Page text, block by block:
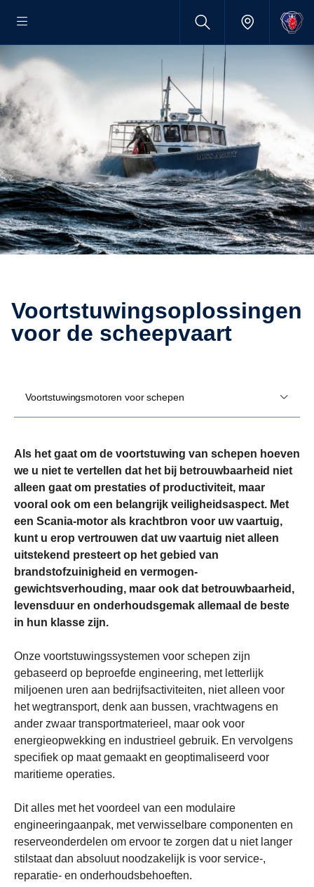
Voortstuwingsoplossingen
voor de scheepvaart
Voortstuwingsmotoren voor schepen
Als het gaat om de voortstuwing van schepen hoeven
we u niet te vertellen dat het bij betrouwbaarheid niet
alleen gaat om prestaties of productiviteit, maar
vooral ook om een belangrijk veiligheidsaspect. Met
een Scania-motor als krachtbron voor uw vaartuig,
kunt u erop vertrouwen dat uw vaartuig niet alleen
uitstekend presteert op het gebied van
brandstofzuinigheid en vermogen-
gewichtsverhouding, maar ook dat betrouwbaarheid,
levensduur en onderhoudsgemak allemaal de beste
in hun klasse zijn.
Onze voortstuwingssystemen voor schepen zijn
gebaseerd op beproefde engineering, met letterlijk
miljoenen uren aan bedrijfsactiviteiten, niet alleen voor
het wegtransport, denk aan bussen, vrachtwagens en
ander zwaar transportmaterieel, maar ook voor
energieopwekking en industrieel gebruik. En vervolgens
specifiek op maat gemaakt en geoptimaliseerd voor
maritieme operaties.
Dit alles met het voordeel van een modulaire
engineeringaanpak, met verwisselbare componenten en
reserveonderdelen om ervoor te zorgen dat u niet langer
stilstaat dan absoluut noodzakelijk is voor service-,
reparatie- en onderhoudsbehoeften.